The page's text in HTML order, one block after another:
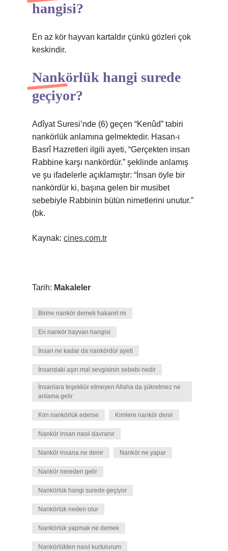
hangisi?
En az kör hayvan kartaldır çünkü gözleri çok
keskindir.
Nankörlük hangi surede
geçiyor?
Adîyat Suresi’nde (6) geçen “Kenûd” tabiri
nankörlük anlamına gelmektedir. Hasan-ı
Basrî Hazretleri ilgili ayeti, “Gerçekten insan
Rabbine karşı nankördür.” şeklinde anlamış
ve şu ifadelerle açıklamıştır: “İnsan öyle bir
nankördür ki, başına gelen bir musibet
sebebiyle Rabbinin bütün nimetlerini unutur.”
(bk.
Kaynak: cines.com.tr
Tarih: Makaleler
Birine nankör demek hakaret mi
En nankör hayvan hangisi
İnsan ne kadar da nankördür ayeti
İnsandaki aşırı mal sevgisinin sebebi nedir
İnsanlara teşekkür etmeyen Allaha da şükretmez ne
anlama gelir
Kim nankörlük ederse Kimlere nankör denir
Nankör insan nasıl davranır
Nankör insana ne denir Nankör ne yapar
Nankör nereden gelir
Nankörlük hangi surede geçiyor
Nankörlük neden olur
Nankörlük yapmak ne demek
Nankörlükten nasıl kurtulurum